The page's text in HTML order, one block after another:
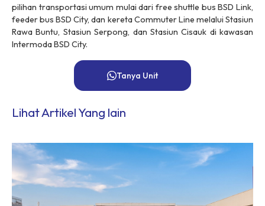
pilihan transportasi umum mulai dari free shuttle bus BSD Link,
feeder bus BSD City, dan kereta Commuter Line melalui Stasiun
Rawa Buntu, Stasiun Serpong, dan Stasiun Cisauk di kawasan
Intermoda BSD City.
Tanya Unit
Lihat Artikel Yang lain